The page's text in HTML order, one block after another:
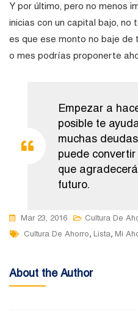
Y por último, pero no menos
inicias con un capital bajo,
es que ese monto no baje de
o mes podrías proponerte
Empezar a
posible te
muchas
puede
que
futuro.
Mar 23, 2016 Cultura De
Tags
Cultura De Ahorro, Lista, Mi
About the Author